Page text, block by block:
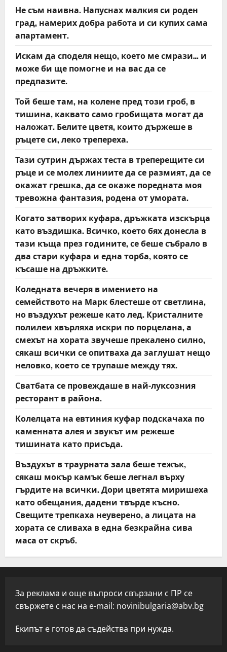
Не съм наивна. Напуснах малкия си роден
град, намерих добра работа и си купих сама
апартамент.
Искам да споделя нещо, което ме смрази… и
може би ще помогне и на вас да се
предпазите.
Той беше там, на колене пред този гроб, в
тишина, каквато само гробищата могат да
наложат. Белите цветя, които държеше в
ръцете си, леко трепереха.
Тази сутрин държах теста в треперещите си
ръце и се молех линиите да се размият, да се
окажат грешка, да се окаже поредната моя
тревожна фантазия, родена от умората.
Когато затворих куфара, дръжката изскърца
като въздишка. Всичко, което бях донесла в
тази къща през годините, се беше събрало в
два стари куфара и една торба, която се
късаше на дръжките.
Коледната вечеря в имението на
семейството на Марк блестеше от светлина,
но въздухът режеше като лед. Кристалните
полилеи хвърляха искри по порцелана, а
смехът на хората звучеше прекалено силно,
сякаш всички се опитваха да заглушат нещо
неловко, което се трупаше между тях.
Сватбата се провеждаше в най-луксозния
ресторант в района.
Колелцата на евтиния куфар подскачаха по
каменната алея и звукът им режеше
тишината като присъда.
Въздухът в траурната зала беше тежък,
сякаш мокър камък беше легнал върху
гърдите на всички. Дори цветята миришеха
като обещания, дадени твърде късно.
Свещите трепкаха неуверено, а лицата на
хората се сливаха в една безкрайна сива
маса от скръб.
За реклама и още въпроси свързани с ПР се
свържете с нас на e-mail: novinibulgaria@abv.bg
Екипът е готов да съдейства при нужда.